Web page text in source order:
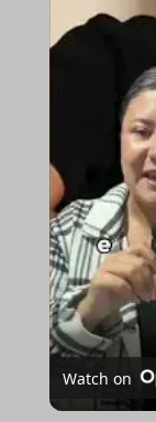
Watch on